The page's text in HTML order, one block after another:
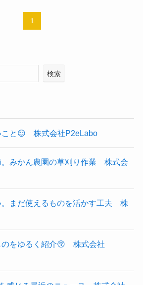
1
検索
こと😌 株式会社P2eLabo
。みかん農園の草刈り作業 株式会
。まだ使えるものを活かす工夫 株
のをゆるく紹介😚 株式会社